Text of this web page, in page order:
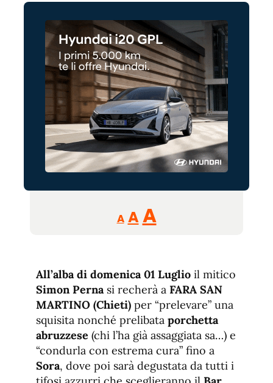
A
Reducir
tamaño
A Restablecer
fuente
AAumentar
de
fuente.
All’alba di domenica 01 Luglio il mitico
Simon Pernasi recherà a FARA SAN
MARTINO (Chieti) per “prelevare” una
squisita nonché prelibata porchetta
abruzzese (chi l’ha già assaggiata sa…) e
“condurla con estrema cura” fino a
Sora, dove poi sarà degustata da tutti i